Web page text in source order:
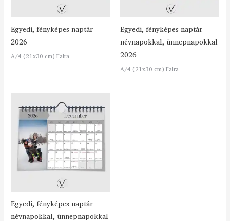
Egyedi, fényképes naptár
2026
A/4 (21x30 cm) Falra
Egyedi, fényképes naptár
névnapokkal, ünnepnapokkal
2026
A/4 (21x30 cm) Falra
Egyedi, fényképes naptár
névnapokkal, ünnepnapokkal